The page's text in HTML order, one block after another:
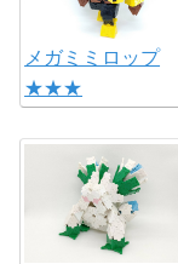
メガミミロップ
★★★